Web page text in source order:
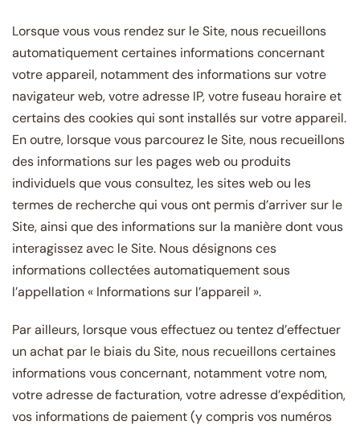
Lorsque vous vous rendez sur le Site, nous recueillons
automatiquement certaines informations concernant
votre appareil, notamment des informations sur votre
navigateur web, votre adresse IP, votre fuseau horaire et
certains des cookies qui sont installés sur votre appareil.
En outre, lorsque vous parcourez le Site, nous recueillons
des informations sur les pages web ou produits
individuels que vous consultez, les sites web ou les
termes de recherche qui vous ont permis d’arriver sur le
Site, ainsi que des informations sur la manière dont vous
interagissez avec le Site. Nous désignons ces
informations collectées automatiquement sous
l’appellation « Informations sur l’appareil ».
Par ailleurs, lorsque vous effectuez ou tentez d’effectuer
un achat par le biais du Site, nous recueillons certaines
informations vous concernant, notamment votre nom,
votre adresse de facturation, votre adresse d’expédition,
vos informations de paiement (y compris vos numéros